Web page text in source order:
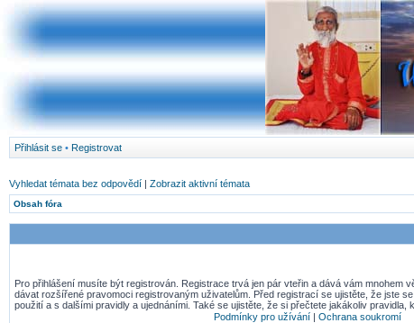
Přihlásit se • Registrovat
Vyhledat témata bez odpovědí | Zobrazit aktivní témata
Obsah fóra
Pro přihlášení musíte být registrován. Registrace trvá jen pár vteřin a dává vám mnohem
dávat rozšířené pravomoci registrovaným uživatelům. Před registrací se ujistěte, že jste
použití a s dalšími pravidly a ujednáními. Také se ujistěte, že si přečtete jakákoliv pravidla,
Podmínky pro užívání | Ochrana soukromí